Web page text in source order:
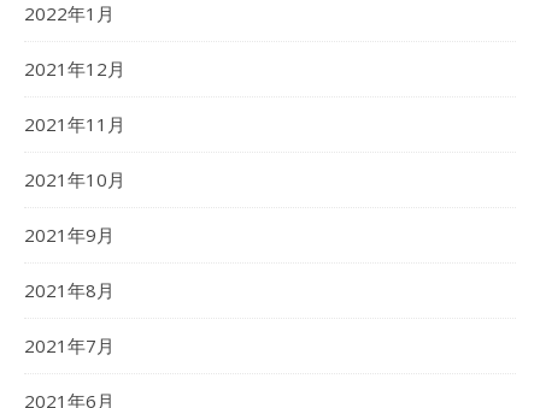
2022年1月
2021年12月
2021年11月
2021年10月
2021年9月
2021年8月
2021年7月
2021年6月